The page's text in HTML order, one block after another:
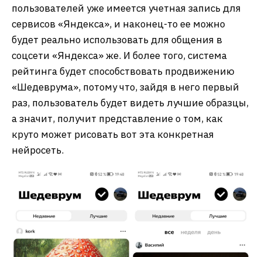
пользователей уже имеется учетная запись для
сервисов «Яндекса», и наконец-то ее можно
будет реально использовать для общения в
соцсети «Яндекса» же. И более того, система
рейтинга будет способствовать продвижению
«Шедеврума», потому что, зайдя в него первый
раз, пользователь будет видеть лучшие образцы,
а значит, получит представление о том, как
круто может рисовать вот эта конкретная
нейросеть.